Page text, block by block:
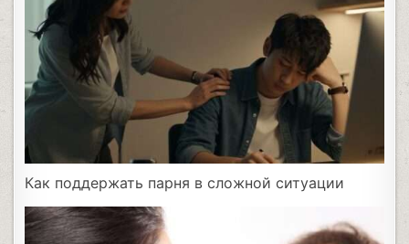
Как поддержать парня в сложной ситуации